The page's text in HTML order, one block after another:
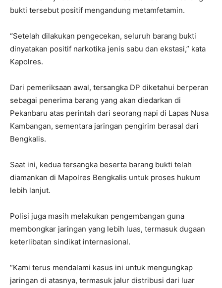
bukti tersebut positif mengandung metamfetamin.
“Setelah dilakukan pengecekan, seluruh barang bukti
dinyatakan positif narkotika jenis sabu dan ekstasi,” kata
Kapolres.
Dari pemeriksaan awal, tersangka DP diketahui berperan
sebagai penerima barang yang akan diedarkan di
Pekanbaru atas perintah dari seorang napi di Lapas Nusa
Kambangan, sementara jaringan pengirim berasal dari
Bengkalis.
Saat ini, kedua tersangka beserta barang bukti telah
diamankan di Mapolres Bengkalis untuk proses hukum
lebih lanjut.
Polisi juga masih melakukan pengembangan guna
membongkar jaringan yang lebih luas, termasuk dugaan
keterlibatan sindikat internasional.
“Kami terus mendalami kasus ini untuk mengungkap
jaringan di atasnya, termasuk jalur distribusi dari luar